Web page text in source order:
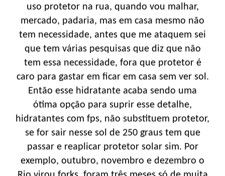
uso protetor na rua, quando vou malhar,
mercado, padaria, mas em casa mesmo não
tem necessidade, antes que me ataquem sei
que tem várias pesquisas que diz que não
tem essa necessidade, fora que protetor é
caro para gastar em ficar em casa sem ver sol.
Então esse hidratante acaba sendo uma
ótima opção para suprir esse detalhe,
hidratantes com fps, não substituem protetor,
se for sair nesse sol de 250 graus tem que
passar e reaplicar protetor solar sim. Por
exemplo, outubro, novembro e dezembro o